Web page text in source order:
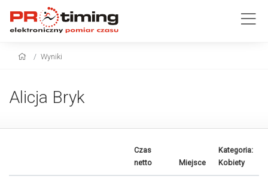
Wyniki
Alicja Bryk
Czas
netto
Miejsce
Kategoria:
Kobiety